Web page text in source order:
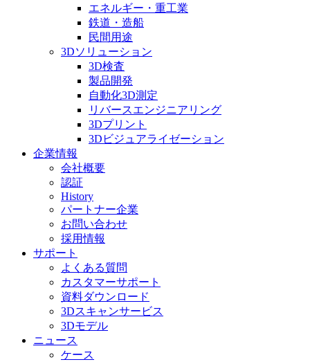
エネルギー・重工業
鉄道・造船
民間用途
3Dソリューション
3D検査
製品開発
自動化3D測定
リバースエンジニアリング
3Dプリント
3Dビジュアライゼーション
企業情報
会社概要
認証
History
パートナー企業
お問い合わせ
採用情報
サポート
よくある質問
カスタマーサポート
資料ダウンロード
3Dスキャンサービス
3Dモデル
ニュース
ケース